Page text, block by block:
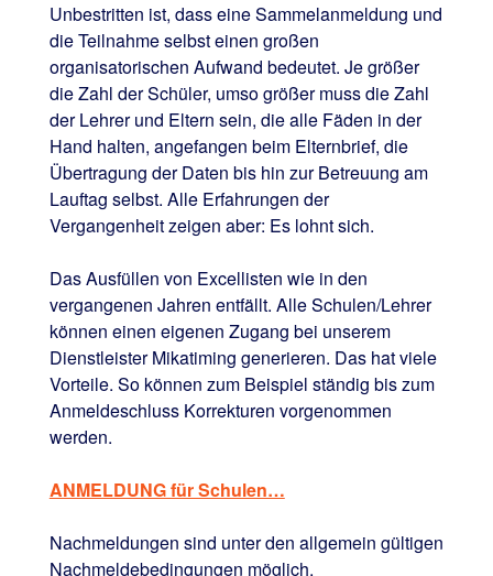
Unbestritten ist, dass eine Sammelanmeldung und
die Teilnahme selbst einen großen
organisatorischen Aufwand bedeutet. Je größer
die Zahl der Schüler, umso größer muss die Zahl
der Lehrer und Eltern sein, die alle Fäden in der
Hand halten, angefangen beim Elternbrief, die
Übertragung der Daten bis hin zur Betreuung am
Lauftag selbst. Alle Erfahrungen der
Vergangenheit zeigen aber: Es lohnt sich.
Das Ausfüllen von Excellisten wie in den
vergangenen Jahren entfällt. Alle Schulen/Lehrer
können einen eigenen Zugang bei unserem
Dienstleister Mikatiming generieren. Das hat viele
Vorteile. So können zum Beispiel ständig bis zum
Anmeldeschluss Korrekturen vorgenommen
werden.
ANMELDUNG für Schulen…
Nachmeldungen sind unter den allgemein gültigen
Nachmeldebedingungen möglich.